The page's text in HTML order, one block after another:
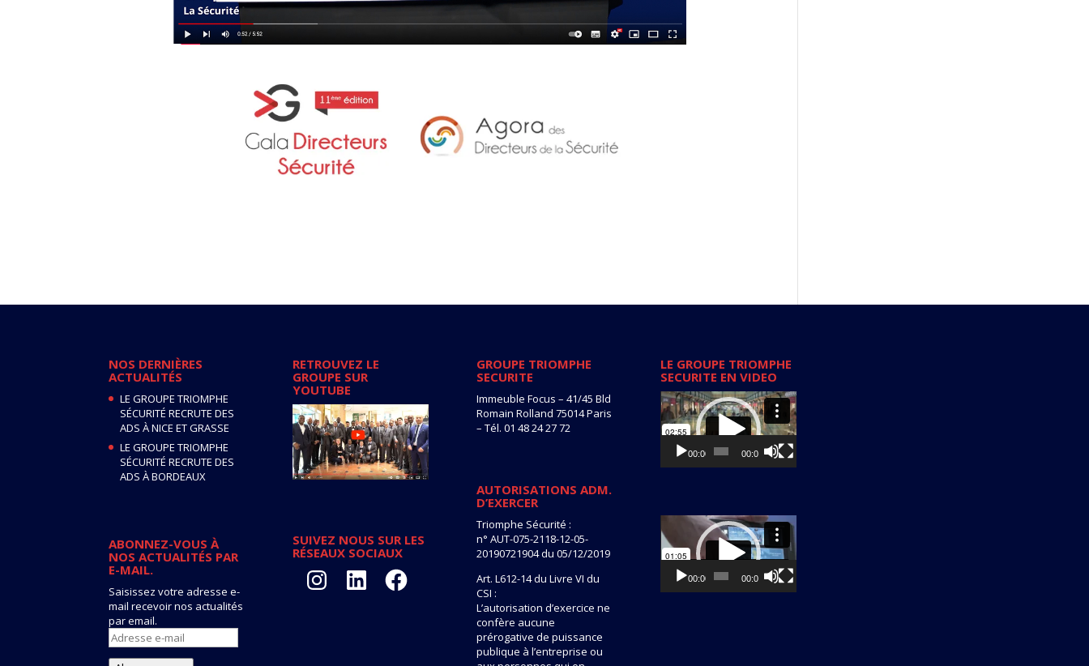
NOS DERNIÈRES
ACTUALITÉS
LE GROUPE TRIOMPHE
SÉCURITÉ RECRUTE DES
ADS À NICE ET GRASSE
LE GROUPE TRIOMPHE
SÉCURITÉ RECRUTE DES
ADS À BORDEAUX
ABONNEZ-VOUS À
NOS ACTUALITÉS PAR
E-MAIL.
Saisissez votre adresse e-
mail recevoir nos actualités
par email.
Adresse
e-
RETROUVEZ LE
GROUPE SUR
YOUTUBE
SUIVEZ NOUS SUR LES
RÉSEAUX SOCIAUX
InstagramLinkedIn Facebook
GROUPE TRIOMPHE
SECURITE
Immeuble Focus – 41/45 Bld
Romain Rolland 75014 Paris
– Tél. 01 48 24 27 72
AUTORISATIONS ADM.
D’EXERCER
Triomphe Sécurité :
n° AUT-075-2118-12-05-
20190721904 du 05/12/2019
Art. L612-14 du Livre VI du
CSI :
L’autorisation d’exercice ne
confère aucune
prérogative de puissance
publique à l’entreprise ou
LE GROUPE TRIOMPHE
SECURITE EN VIDEO
Lecteur
vidéo
00:00 00:00
Lecteur
vidéo
00:00 00:00